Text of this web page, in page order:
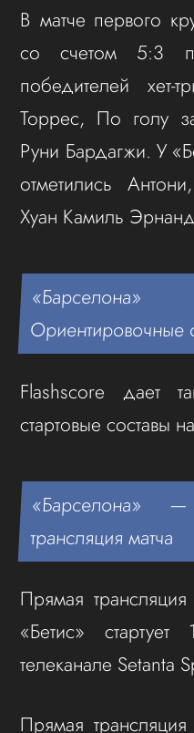
В матче первого
со счетом 5:3
победителей
Торрес, По голу
Руни Бардагжи. У
отметились
Хуан Камиль
Ориентировочные
Flashscore дает
стартовые составы
«Барселона»
трансляция матча
Прямая
«Бетис»
телеканале Setanta
Прямая